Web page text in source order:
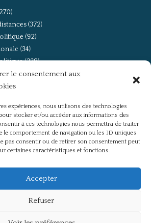
le consentement aux
expériences, nous utilisons des technologies
stocker et/ou accéder aux informations des
à ces technologies nous permettra de traiter
le comportement de navigation ou les ID uniques
pas consentir ou de retirer son consentement peut
certaines caractéristiques et fonctions.
Accepter
Refuser
(372)
(92)
(34)
(238)
Résistance et la Déportation
intelligentsia, médias(750)
(4)